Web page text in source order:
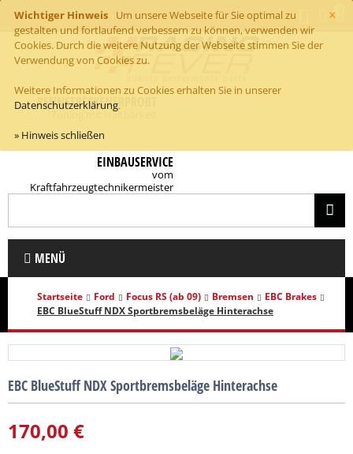
×
Wichtiger Hinweis
Um unsere Webseite für Sie optimal zu
gestalten und fortlaufend verbessern zu können, verwenden wir
Cookies. Durch die weitere Nutzung der Webseite stimmen Sie der
Verwendung von Cookies zu.
Weitere Informationen zu Cookies erhalten Sie in unserer
Datenschutzerklärung.
» Hinweis schließen
RENNSTRECKENERPROBT
Tuning mit Haltbarkeit
EINBAUSERVICE
vom
Kraftfahrzeugtechnikermeister
MENÜ
Startseite Ford Focus RS (ab 09) Bremsen
EBC Brakes
EBC BlueStuff NDX Sportbremsbeläge Hinterachse
EBC BlueStuff NDX Sportbremsbeläge Hinterachse
170,00 €